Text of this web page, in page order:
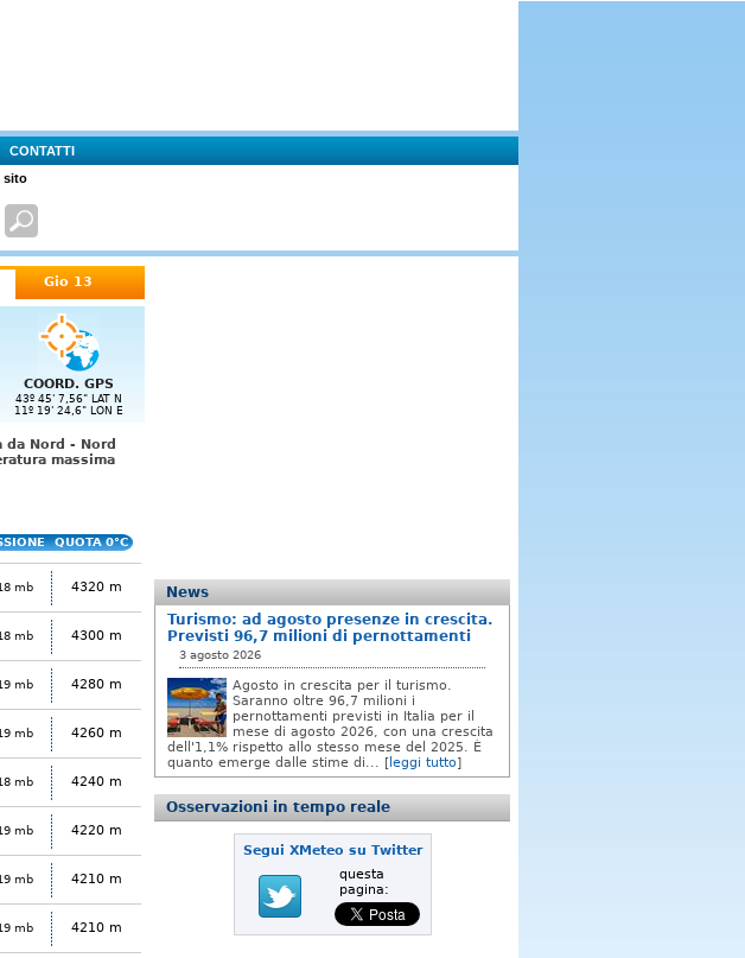
CONTATTI
sito
Gio 13
COORD. GPS
43º 45' 7,56" LAT N
11º 19' 24,6" LON E
Nord - Nord
massima
QUOTA 0°C
mb 4320 m
mb 4300 m
mb 4280 m
mb 4260 m
mb 4240 m
mb 4220 m
mb 4210 m
mb 4210 m
News
Turismo: ad agosto presenze in crescita.
Previsti 96,7 milioni di pernottamenti
3 agosto 2026
Agosto in crescita per il turismo.
Saranno oltre 96,7 milioni i
pernottamenti previsti in Italia per il
mese di agosto 2026, con una crescita
dell'1,1% rispetto allo stesso mese del 2025. È
quanto emerge dalle stime di... [ leggi tutto]
Osservazioni in tempo reale
Segui XMeteo su Twitter
questa
pagina: